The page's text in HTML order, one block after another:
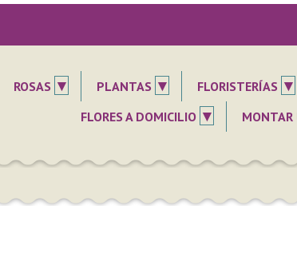
ROSAS ▾ PLANTAS ▾ FLORISTERÍAS ▾
FLORES A DOMICILIO ▾ MONTAR